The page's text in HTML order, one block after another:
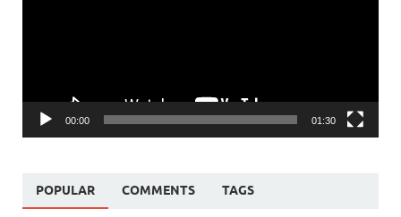
00:00 01:30
POPULAR COMMENTS TAGS